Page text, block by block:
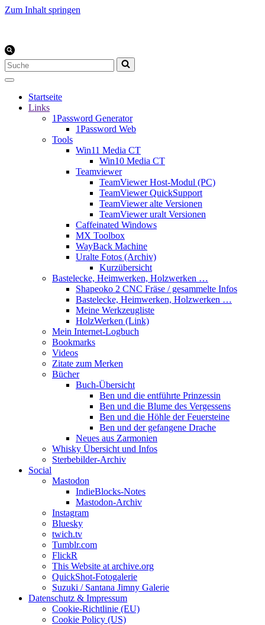
Zum Inhalt springen
Suchen
nach …
Startseite
Links
1Password Generator
1Password Web
Tools
Win11 Media CT
Win10 Media CT
Teamviewer
TeamViewer Host-Modul (PC)
TeamViewer QuickSupport
TeamViewer alte Versionen
TeamViewer uralt Versionen
Caffeinated Windows
MX Toolbox
WayBack Machine
Uralte Fotos (Archiv)
Kurzübersicht
Bastelecke, Heimwerken, Holzwerken …
Shapeoko 2 CNC Fräse / gesammelte Infos
Bastelecke, Heimwerken, Holzwerken …
Meine Werkzeugliste
HolzWerken (Link)
Mein Internet-Logbuch
Bookmarks
Videos
Zitate zum Merken
Bücher
Buch-Übersicht
Ben und die entführte Prinzessin
Ben und die Blume des Vergessens
Ben und die Höhle der Feuersteine
Ben und der gefangene Drache
Neues aus Zarmonien
Whisky Übersicht und Infos
Sterbebilder-Archiv
Social
Mastodon
IndieBlocks-Notes
Mastodon-Archiv
Instagram
Bluesky
twich.tv
Tumblr.com
FlickR
This Website at archive.org
QuickShot-Fotogalerie
Suzuki / Santana Jimny Galerie
Datenschutz & Impressum
Cookie-Richtlinie (EU)
Cookie Policy (US)